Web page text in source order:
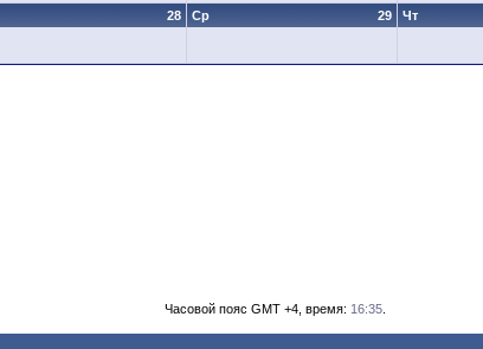
28 29
Ср Чт
Часовой пояс GMT +4, время: 16:35.